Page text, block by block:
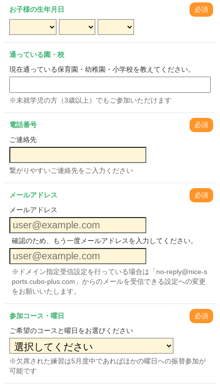
お子様の生年月日 必須
通っている園・校
現在通っている保育園・幼稚園・小学校を教えてください。
※未就学児の方（3歳以上）でもご参加いただけます
電話番号
必須
ご連絡先
繋がりやすいご連絡先をご入力ください
メールアドレス
必須
メールアドレス
確認のため、もう一度メールアドレスを入力してください。
※ドメイン指定受信設定を行っている場合は「no-reply@nice-s
ports.cubo-plus.com」からのメールを受信できる設定への変更
をお願いいたします。
参加コース・曜日
必須
ご希望のコースと曜日をお選びください
※欠席された練習は5月度中であればほかの曜日への振替参加が
可能です